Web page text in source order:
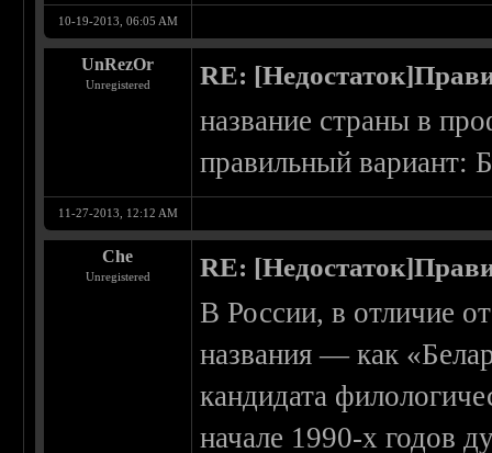
10-19-2013, 06:05 AM
UnRezOr
Unregistered RE:
название страны в
правильный вариант:
11-27-2013, 12:12 AM
Che
Unregistered RE:
В России, в отличие
названия — как
кандидата
начале 1990-х годов